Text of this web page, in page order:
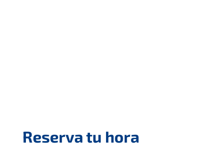
Reserva tu hora